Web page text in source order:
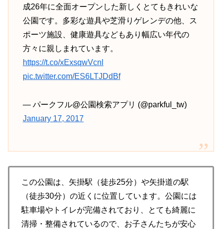
成26年に全面オープンした新しくとてもきれいな
公園です。多彩な遊具や芝滑りゲレンデの他、ス
ポーツ施設、健康遊具などもあり幅広い年代の
方々に親しまれています。
https://t.co/xExsqwVcnl
pic.twitter.com/ES6LTJDdBf
— パークフル@公園検索アプリ (@parkful_tw)
January 17, 2017
この公園は、矢掛駅（徒歩25分）や矢掛道の駅
（徒歩30分）の近くに位置しています。公園には
駐車場やトイレが完備されており、とても綺麗に
清掃・整備されているので、お子さんたちが安心